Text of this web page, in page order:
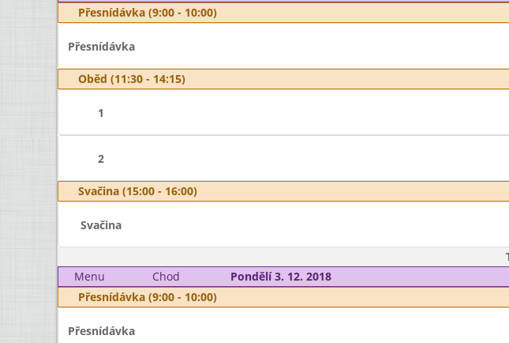
Přesnídávka (9:00 - 10:00)
Přesnídávka
Oběd (11:30 - 14:15)
1
2
Svačina (15:00 - 16:00)
Svačina
Menu
Chod Pondělí 3. 12. 2018
Přesnídávka (9:00 - 10:00)
Přesnídávka